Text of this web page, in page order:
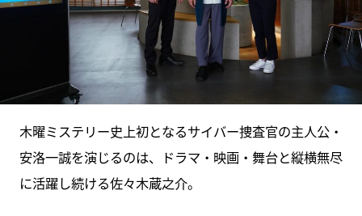
木曜ミステリー史上初となるサイバー捜査官の主人公・
安洛一誠を演じるのは、ドラマ・映画・舞台と縦横無尽
に活躍し続ける佐々木蔵之介。